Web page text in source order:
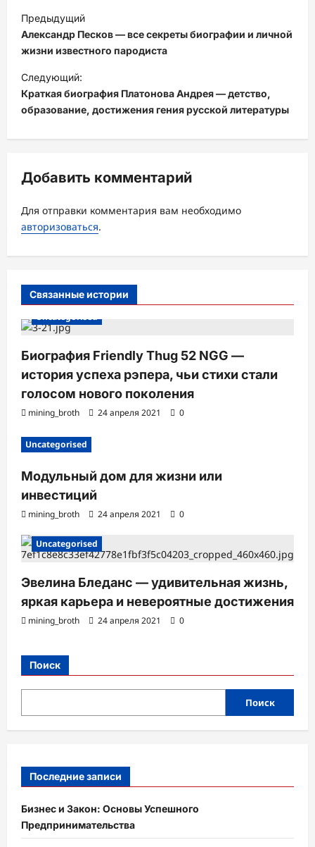
Н
а
в
и
г
а
ц
я
з
а
и
Предыдущий
Александр Песков — все секреты биографии и личной
жизни известного пародиста
Следующий:
Краткая биография Платонова Андрея — детство,
образование, достижения гения русской литературы
Добавить комментарий
Для отправки комментария вам необходимо
авторизоваться.
Связанные истории
Uncategorised
Биография Friendly Thug 52 NGG —
история успеха рэпера, чьи стихи стали
голосом нового поколения
mining_broth 24 апреля 2021 0
Uncategorised
Модульный дом для жизни или
инвестиций
mining_broth 24 апреля 2021 0
Uncategorised
Эвелина Бледанс — удивительная жизнь,
яркая карьера и невероятные достижения
mining_broth 24 апреля 2021 0
Поиск
Поиск
Последние записи
Бизнес и Закон: Основы Успешного
Предпринимательства